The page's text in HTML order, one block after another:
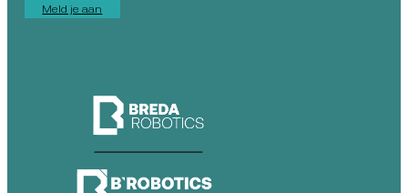
Meld je aan